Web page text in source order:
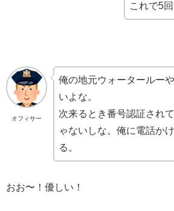
これで5回
オフィサー
俺の地元ウォータールー
いよな。
次来るとき番号認証され
ゃないしな。俺に電話か
る。
おお〜！優しい！